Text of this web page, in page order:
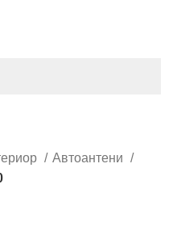
Автоантени